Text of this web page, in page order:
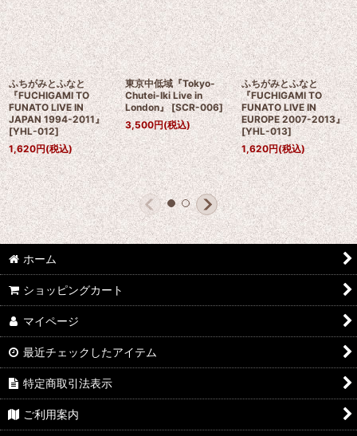
ふちがみとふなと
『FUCHIGAMI TO
FUNATO LIVE IN
JAPAN 1994-2011』
[YHL-012]
1,620円(税込)
東京中低域『Tokyo-
Chutei-Iki Live in
London』 [SCR-006]
3,500円(税込)
ふちがみとふなと
『FUCHIGAMI TO
FUNATO LIVE IN
EUROPE 2007-2013』
[YHL-013]
1,620円(税込)
ホーム
ショッピングカート
マイページ
最近チェックしたアイテム
特定商取引法表示
ご利用案内